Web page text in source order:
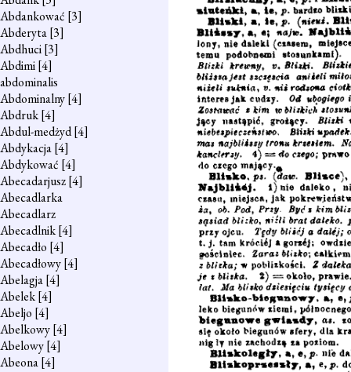
Abdankować [3]
Abderyta[3]
Abdhuci[3]
Abdimi[4]
abdominalis
Abdominalny[4]
Abdruk[4]
Abdul-medżyd[4]
Abdykacja[4]
Abdykować [4]
Abecadarjusz[4]
Abecadlarka
Abecadlarz
Abecadlnik[4]
Abecadło [4]
Abecadłowy[4]
Abelagja[4]
Abelek[4]
Abeljo [4]
Abelkowy[4]
Abelowy[4]
Abeona[4]